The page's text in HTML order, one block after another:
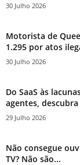
30 Julho 2026
Motorista de
1.295 por atos
30 Julho 2026
Do SaaS às
agentes,
29 Julho 2026
Não consegue
TV? Não são...